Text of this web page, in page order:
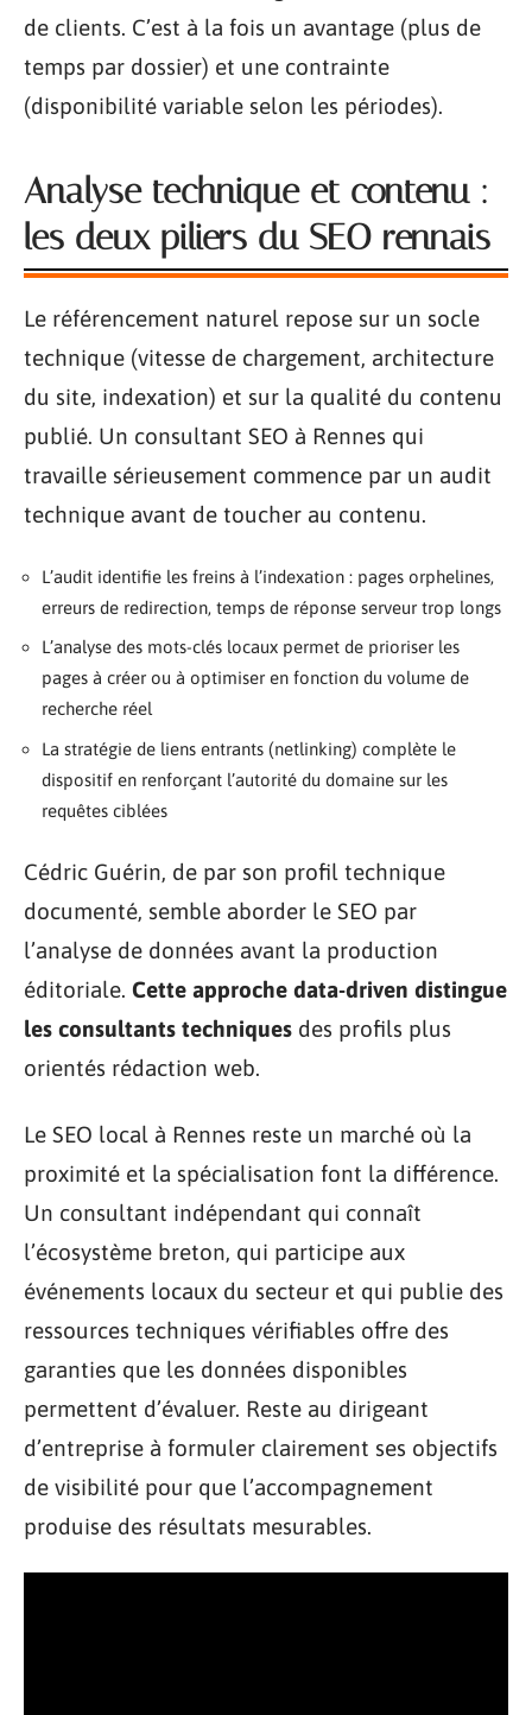
de clients. C’est à la fois un avantage (plus de
temps par dossier) et une contrainte
(disponibilité variable selon les périodes).
Analyse technique et contenu :
les deux piliers du SEO rennais
Le référencement naturel repose sur un socle
technique (vitesse de chargement, architecture
du site, indexation) et sur la qualité du contenu
publié. Un consultant SEO à Rennes qui
travaille sérieusement commence par un audit
technique avant de toucher au contenu.
L’audit identifie les freins à l’indexation : pages orphelines,
erreurs de redirection, temps de réponse serveur trop longs
L’analyse des mots-clés locaux permet de prioriser les
pages à créer ou à optimiser en fonction du volume de
recherche réel
La stratégie de liens entrants (netlinking) complète le
dispositif en renforçant l’autorité du domaine sur les
requêtes ciblées
Cédric Guérin, de par son profil technique
documenté, semble aborder le SEO par
l’analyse de données avant la production
éditoriale. Cette approche data-driven distingue
les consultants techniques des profils plus
orientés rédaction web.
Le SEO local à Rennes reste un marché où la
proximité et la spécialisation font la différence.
Un consultant indépendant qui connaît
l’écosystème breton, qui participe aux
événements locaux du secteur et qui publie des
ressources techniques vérifiables offre des
garanties que les données disponibles
permettent d’évaluer. Reste au dirigeant
d’entreprise à formuler clairement ses objectifs
de visibilité pour que l’accompagnement
produise des résultats mesurables.